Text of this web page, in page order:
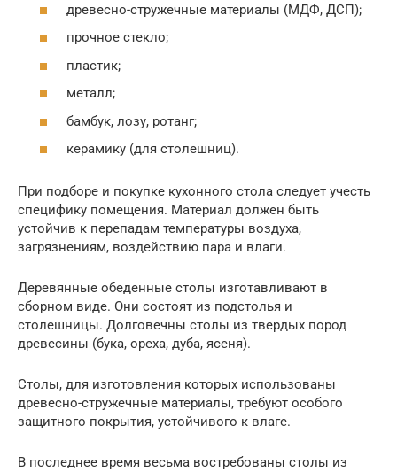
древесно-стружечные материалы (МДФ, ДСП);
прочное стекло;
пластик;
металл;
бамбук, лозу, ротанг;
керамику (для столешниц).
При подборе и покупке кухонного стола следует учесть
специфику помещения. Материал должен быть
устойчив к перепадам температуры воздуха,
загрязнениям, воздействию пара и влаги.
Деревянные обеденные столы изготавливают в
сборном виде. Они состоят из подстолья и
столешницы. Долговечны столы из твердых пород
древесины (бука, ореха, дуба, ясеня).
Столы, для изготовления которых использованы
древесно-стружечные материалы, требуют особого
защитного покрытия, устойчивого к влаге.
В последнее время весьма востребованы столы из